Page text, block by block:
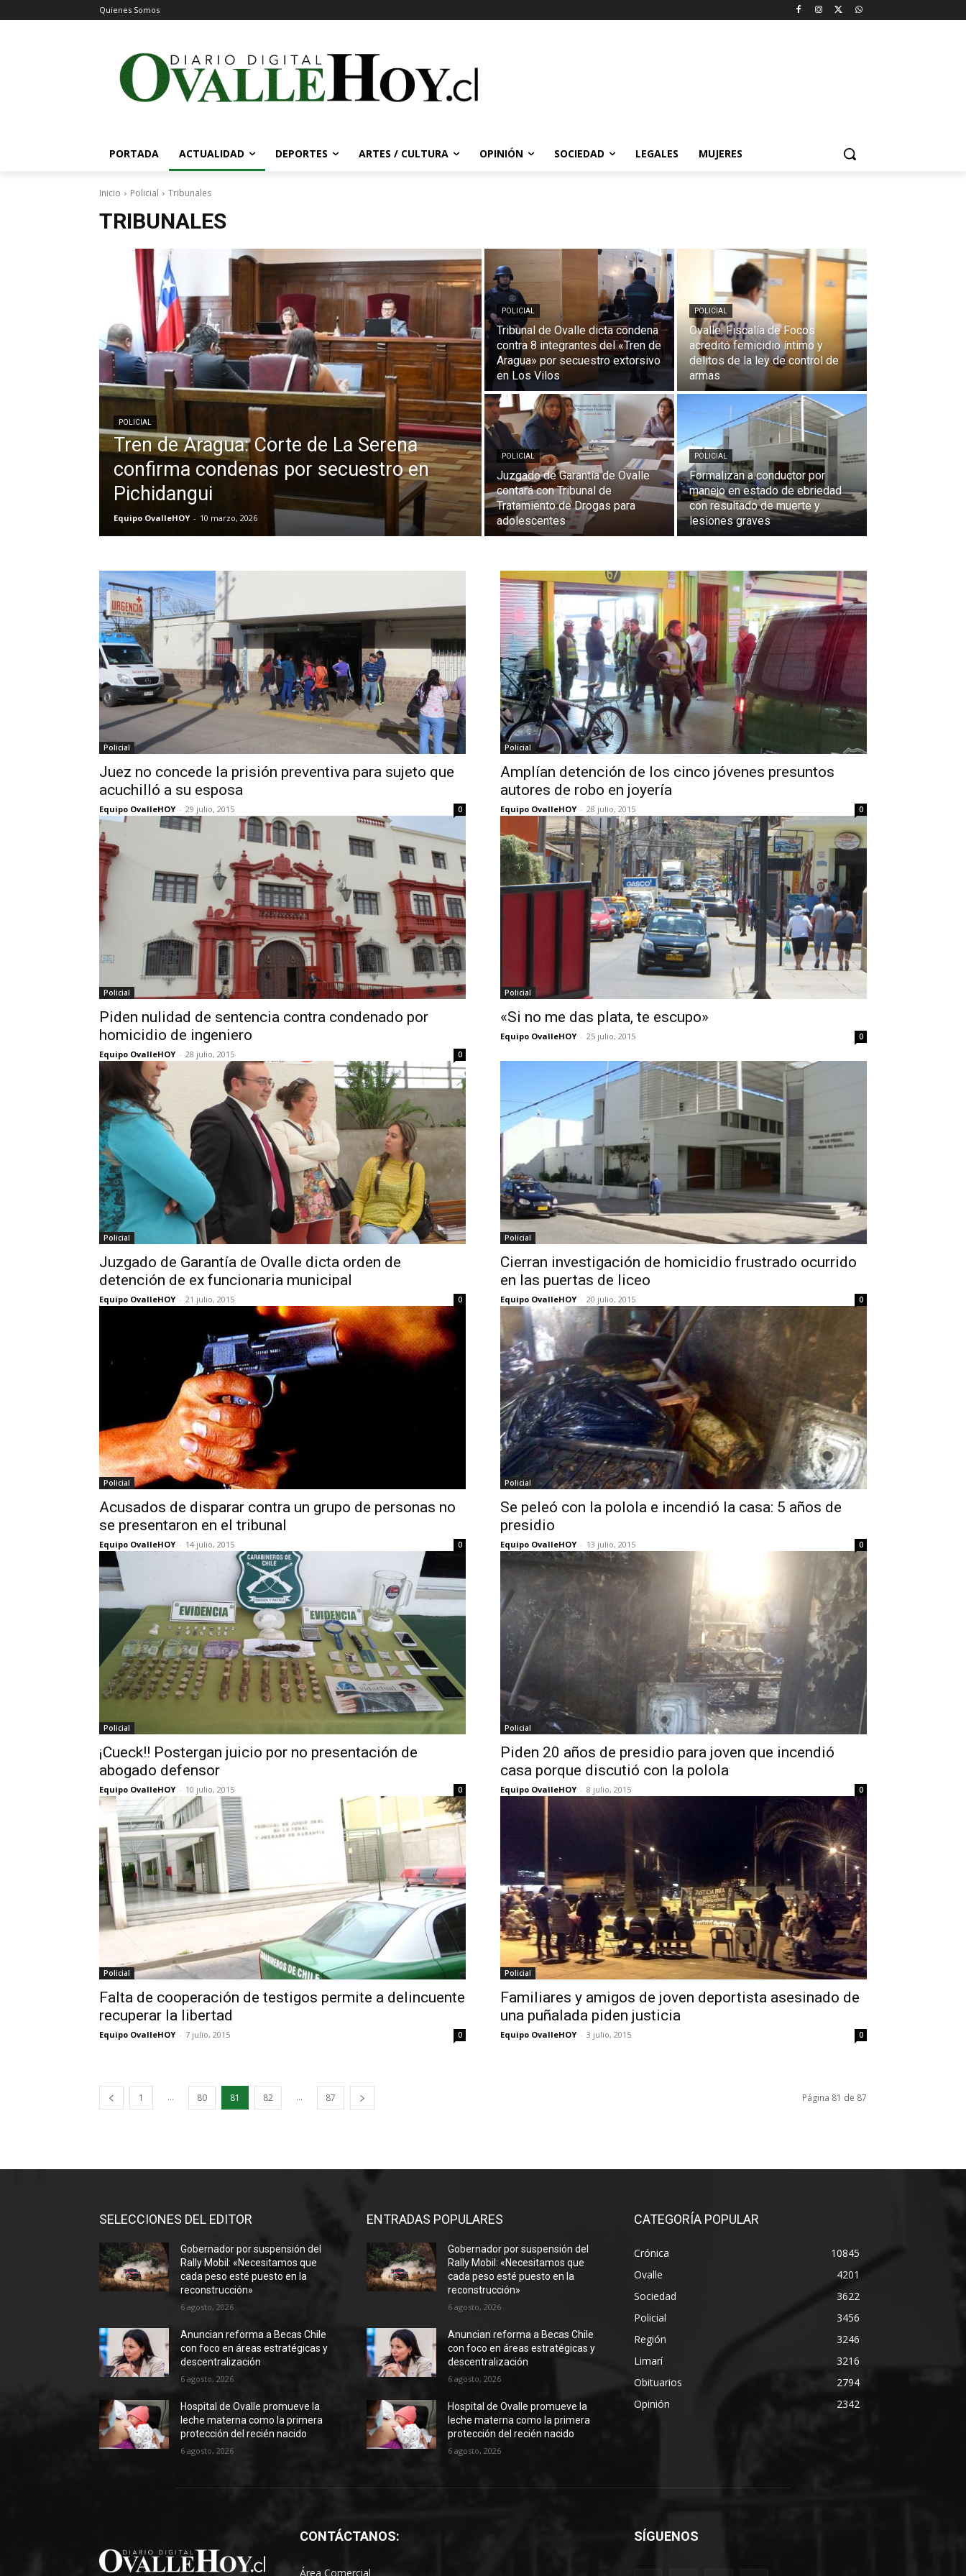
Quienes Somos
PORTADA ACTUALIDAD DEPORTES ARTES / CULTURA OPINIÓN SOCIEDAD LEGALES MUJERES
Inicio Policial Tribunales
TRIBUNALES
POLICIAL
Tren de Aragua: Corte de La Serena
confirma condenas por secuestro en
Pichidangui
Equipo OvalleHOY - 10 marzo, 2026
POLICIAL
Tribunal de Ovalle dicta condena
contra 8 integrantes del «Tren de
Aragua» por secuestro extorsivo
en Los Vilos
POLICIAL
Ovalle: Fiscalía de Focos
acreditó femicidio íntimo y
delitos de la ley de control de
armas
POLICIAL
Juzgado de Garantía de Ovalle
contará con Tribunal de
Tratamiento de Drogas para
adolescentes
POLICIAL
Formalizan a conductor por
manejo en estado de ebriedad
con resultado de muerte y
lesiones graves
Policial
Juez no concede la prisión preventiva para sujeto que
acuchilló a su esposa
Equipo OvalleHOY - 29 julio, 2015 0
Policial
Amplían detención de los cinco jóvenes presuntos
autores de robo en joyería
Equipo OvalleHOY - 28 julio, 2015 0
Policial
Piden nulidad de sentencia contra condenado por
homicidio de ingeniero
Equipo OvalleHOY - 28 julio, 2015 0
Policial
«Si no me das plata, te escupo»
Equipo OvalleHOY - 25 julio, 2015 0
Policial
Juzgado de Garantía de Ovalle dicta orden de
detención de ex funcionaria municipal
Equipo OvalleHOY - 21 julio, 2015 0
Policial
Cierran investigación de homicidio frustrado ocurrido
en las puertas de liceo
Equipo OvalleHOY - 20 julio, 2015 0
Policial
Acusados de disparar contra un grupo de personas no
se presentaron en el tribunal
Equipo OvalleHOY - 14 julio, 2015 0
Policial
Se peleó con la polola e incendió la casa: 5 años de
presidio
Equipo OvalleHOY - 13 julio, 2015 0
Policial
¡Cueck!! Postergan juicio por no presentación de
abogado defensor
Equipo OvalleHOY - 10 julio, 2015 0
Policial
Piden 20 años de presidio para joven que incendió
casa porque discutió con la polola
Equipo OvalleHOY - 8 julio, 2015 0
Policial
Falta de cooperación de testigos permite a delincuente
recuperar la libertad
Equipo OvalleHOY - 7 julio, 2015 0
Policial
Familiares y amigos de joven deportista asesinado de
una puñalada piden justicia
Equipo OvalleHOY - 3 julio, 2015 0
1 ... 80 81 82 ... 87 Página 81 de 87
SELECCIONES DEL EDITOR
Gobernador por suspensión del
Rally Mobil: «Necesitamos que
cada peso esté puesto en la
reconstrucción»
6 agosto, 2026
Anuncian reforma a Becas Chile
con foco en áreas estratégicas y
descentralización
6 agosto, 2026
Hospital de Ovalle promueve la
leche materna como la primera
protección del recién nacido
6 agosto, 2026
ENTRADAS POPULARES
Gobernador por suspensión del
Rally Mobil: «Necesitamos que
cada peso esté puesto en la
reconstrucción»
6 agosto, 2026
Anuncian reforma a Becas Chile
con foco en áreas estratégicas y
descentralización
6 agosto, 2026
Hospital de Ovalle promueve la
leche materna como la primera
protección del recién nacido
6 agosto, 2026
CATEGORÍA POPULAR
Crónica
10845
Ovalle
4201
Sociedad
3622
Policial
3456
Región
3246
Limarí
3216
Obituarios
2794
Opinión
2342
CONTÁCTANOS:
Área Comercial
SÍGUENOS